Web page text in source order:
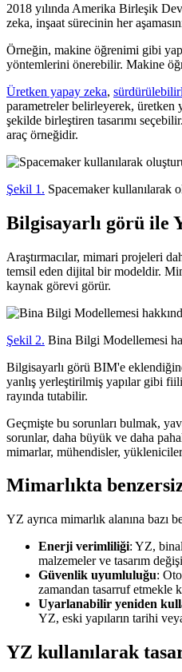
2018 yılında Amerika Birleşik
zeka, inşaat sürecinin her
Örneğin, makine öğrenimi gibi
yöntemlerini önerebilir. Makine
Üretken yapay zeka,
parametreler belirleyerek, üretken
şekilde birleştiren tasarımı seçebilir.
araç örneğidir.
Şekil 1. Spacemaker kullanılarak
Bilgisayarlı görü ile
Araştırmacılar, mimari projeleri
temsil eden dijital bir modeldir.
kaynak görevi görür.
Şekil 2. Bina Bilgi Modellemesi
Bilgisayarlı görü BIM'e
yanlış yerleştirilmiş yapılar gibi
rayında tutabilir.
Geçmişte bu sorunları bulmak,
sorunlar, daha büyük ve daha
mimarlar, mühendisler,
Mimarlıkta
YZ ayrıca mimarlık alanına bazı
Enerji verimliliği: YZ,
malzemeler ve tasarım
Güvenlik uyumluluğu:
zamandan tasarruf etmekle
Uyarlanabilir yeniden
YZ, eski yapıların tarihi
YZ kullanılarak